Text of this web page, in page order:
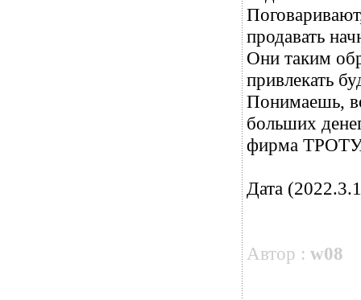
продавать
Они таким
привлекать
Понимаешь,
больших
фирма
Дата
Автор : w08